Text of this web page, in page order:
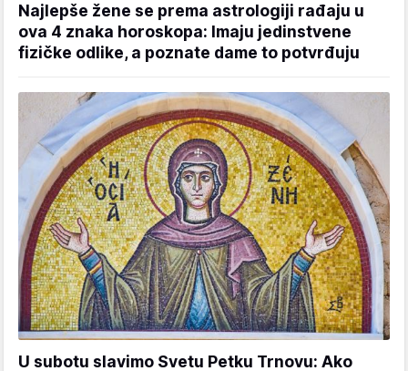
Najlepše žene se prema astrologiji rađaju u
ova 4 znaka horoskopa: Imaju jedinstvene
fizičke odlike, a poznate dame to potvrđuju
U subotu slavimo Svetu Petku Trnovu: Ako